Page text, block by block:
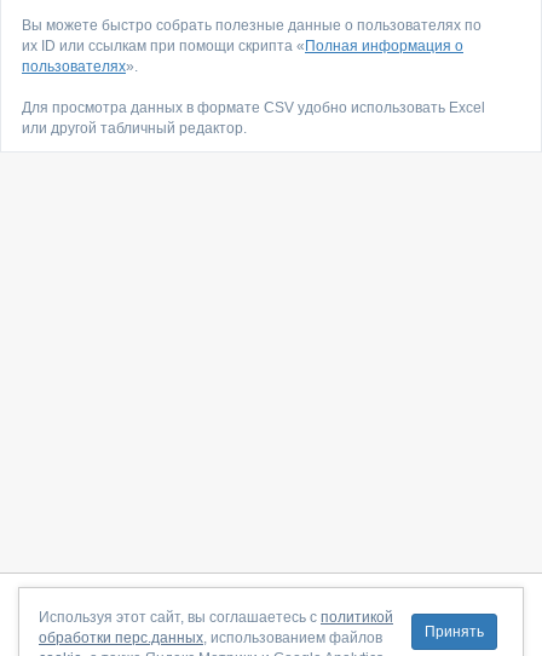
Вы можете быстро собрать полезные данные о пользователях по
их ID или ссылкам при помощи скрипта « Полная информация о
пользователях».
Для просмотра данных в формате CSV удобно использовать Excel
или другой табличный редактор.
О сайте|С чего начать|Контакты|Партнёрская программа
Договор-оферта|Политика конфиденциальности
Принять
Используя этот сайт, вы соглашаетесь с политикой
обработки перс.данных, использованием файлов